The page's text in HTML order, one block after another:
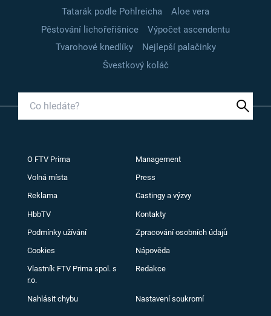
Tatarák podle Pohlreicha
Aloe vera
Pěstování lichořeřišnice
Výpočet ascendentu
Tvarohové knedlíky
Nejlepší palačinky
Švestkový koláč
O FTV Prima Management
Volná místa Press
Reklama Castingy a výzvy
HbbTV Kontakty
Podmínky užívání Zpracování osobních údajů
Cookies Nápověda
Vlastník FTV Prima spol. s
r.o.
Redakce
Nahlásit chybu Nastavení soukromí